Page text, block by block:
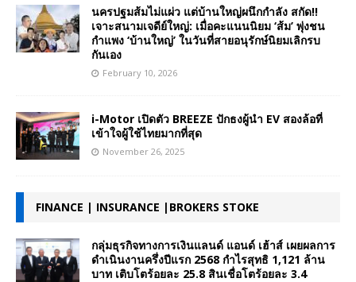
นครปฐมส้มไม่แผ่ว แต่บ้านใหญ่ผนึกกำลัง สกัด!!
เจาะสนามเจดีย์ใหญ่: เมื่อคะแนนนิยม ‘ส้ม’ พุ่งชน
กำแพง ‘บ้านใหญ่’ ในวันที่สายอนุรักษ์นิยมเลิกรบ
กันเอง
February 10, 2026
i-Motor เปิดตัว BREEZE ปักธงผู้นำ EV สองล้อที่
เข้าใจผู้ใช้ไทยมากที่สุด
November 26, 2025
FINANCE | INSURANCE |BROKERS STOKE
กลุ่มธุรกิจทางการเงินแลนด์ แอนด์ เฮ้าส์ เผยผลการ
ดำเนินงานครึ่งปีแรก 2568 กำไรสุทธิ 1,121 ล้าน
บาท เติบโตร้อยละ 25.8 สินเชื่อโตร้อยละ 3.4